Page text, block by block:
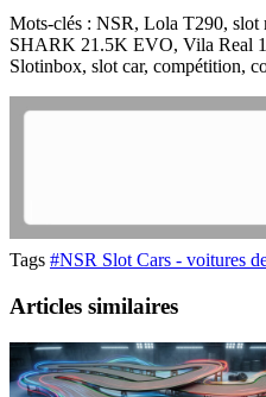
Mots-clés : NSR, Lola T290, slot
SHARK 21.5K EVO, Vila Real
Slotinbox, slot car, compétition,
Tags #NSR Slot Cars - voitures
Articles similaires